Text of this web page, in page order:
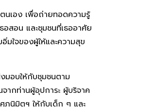
นเอง เพื่อถ่ายทอดความรู้
อสอน และชุมชนที่เธออาศัย
มใจของผู้ให้และความสุข
มอบให้กับชุมชนตาม
ากท่านผู้อุปการะ ผู้บริจาค
ภนิมิตฯ ให้กับเด็ก ๆ และ